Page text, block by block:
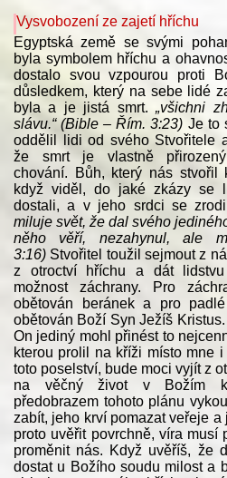
Vysvobození ze zajetí hříchu
Egyptská země se svými
byla symbolem hříchu a
dostalo svou vzpourou proti
důsledkem, který na sebe lidé
byla a je jistá smrt.„všichni
slávu.“ (Bible – Řím. 3:23) Je to
oddělil lidi od svého Stvořitele
že smrt je vlastně
chování. Bůh, který nás stvořil
když viděl, do jaké zkázy se
dostali, a v jeho srdci se
miluje svět, že dal svého
něho věří, nezahynul, ale
3:16) Stvořitel toužil sejmout z
z otroctví hříchu a dát
možnost záchrany. Pro
obětován beránek a pro
obětován Boží Syn Ježíš
On jediný mohl přinést to
kterou prolil na kříži místo mne
toto poselství, bude moci vyjít z
na věčný život v Božím
předobrazem tohoto plánu
zabít, jeho krví pomazat veřeje
proto uvěřit povrchně, víra musí
proměnit nás. Když uvěříš, že
dostat u Božího soudu milost a